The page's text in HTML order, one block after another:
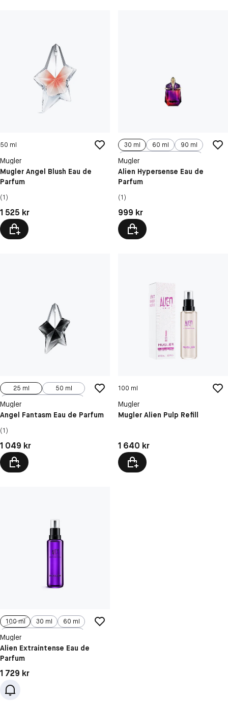
50 ml
Mugler
Mugler Angel Blush Eau de
Parfum
(1)
Pris: 1 525 kr
1 525 kr
30 ml 60 ml
90 ml
Mugler
Alien Hypersense Eau de
Parfum
(1)
Pris: 999 kr
999 kr
25 ml
50 ml
Mugler
Angel Fantasm Eau de Parfum
(1)
Pris: 1 049 kr
1 049 kr
100 ml
Mugler
Mugler Alien Pulp Refill
Pris: 1 640 kr
1 640 kr
100 ml 30 ml
60 ml
Mugler
Alien Extraintense Eau de
Parfum
Pris: 1 729 kr
1 729 kr